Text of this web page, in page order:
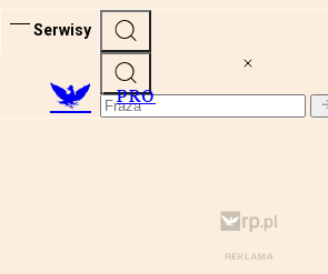
Serwisy
PRO